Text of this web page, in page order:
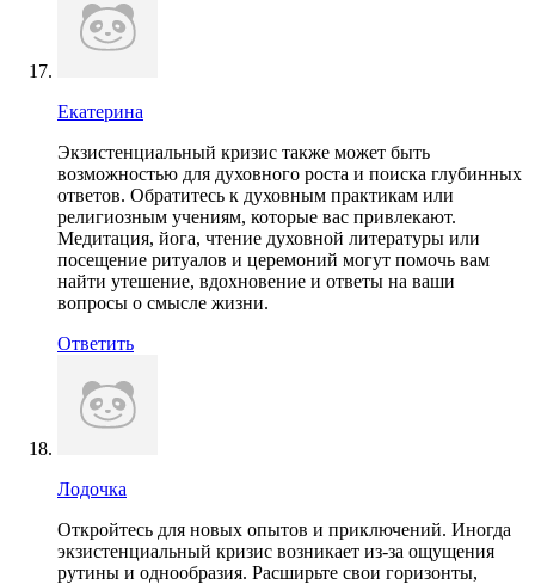
Екатерина
Экзистенциальный кризис также может быть
возможностью для духовного роста и поиска глубинных
ответов. Обратитесь к духовным практикам или
религиозным учениям, которые вас привлекают.
Медитация, йога, чтение духовной литературы или
посещение ритуалов и церемоний могут помочь вам
найти утешение, вдохновение и ответы на ваши
вопросы о смысле жизни.
Ответить
Лодочка
Откройтесь для новых опытов и приключений. Иногда
экзистенциальный кризис возникает из-за ощущения
рутины и однообразия. Расширьте свои горизонты,